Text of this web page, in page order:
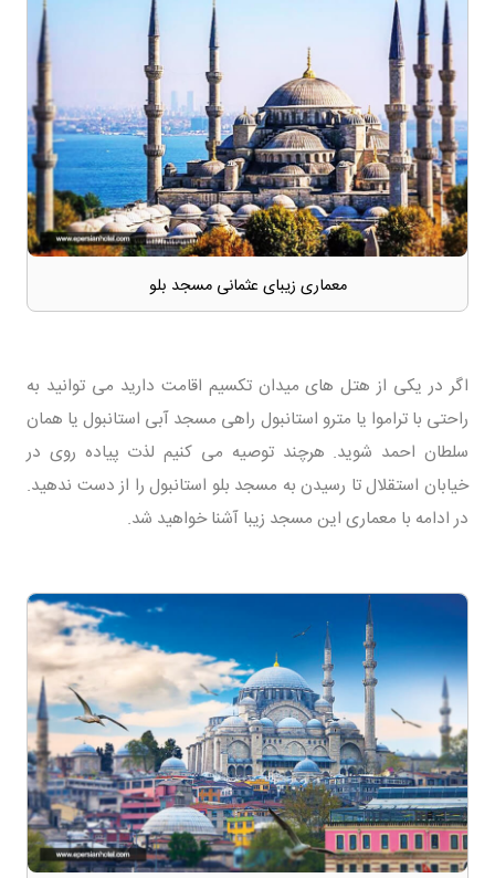
معماری زیبای عثمانی مسجد بلو
اگر در یکی از هتل های میدان تکسیم اقامت دارید می توانید به
راحتی با تراموا یا مترو استانبول راهی مسجد آبی استانبول یا همان
سلطان احمد شوید. هرچند توصیه می کنیم لذت پیاده روی در
خیابان استقلال تا رسیدن به مسجد بلو استانبول را از دست ندهید.
در ادامه با معماری این مسجد زیبا آشنا خواهید شد.